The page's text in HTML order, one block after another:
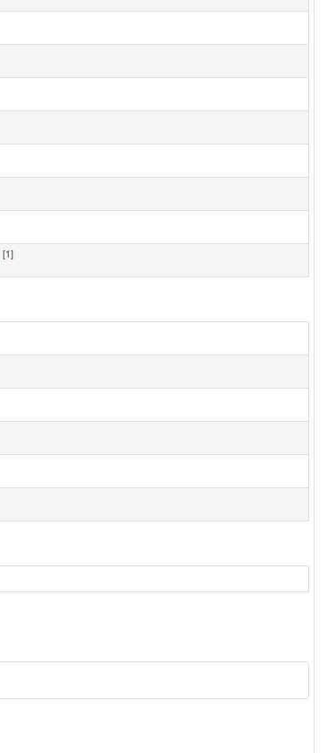
[1]